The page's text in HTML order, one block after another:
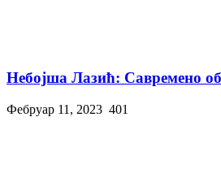
Небојша Лазић: Савремено
Фебруар 11, 2023 401